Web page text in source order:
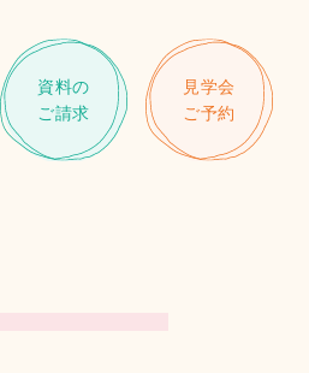
資料の
ご請求
見学会
ご予約